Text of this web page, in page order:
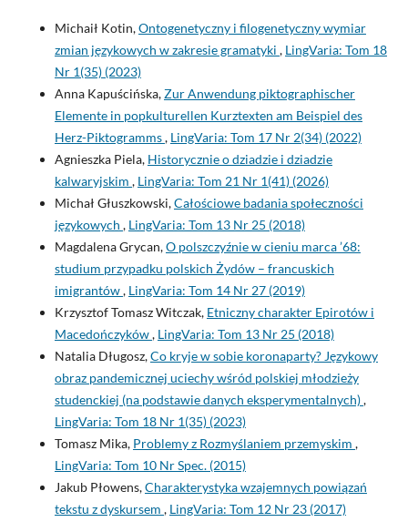
Michaił Kotin,Ontogenetyczny i filogenetyczny wymiar
zmian językowych w zakresie gramatyki , LingVaria: Tom 18
Nr 1(35) (2023)
Anna Kapuścińska,Zur Anwendung piktographischer
Elemente in popkulturellen Kurztexten am Beispiel des
Herz-Piktogramms, LingVaria: Tom 17 Nr 2(34) (2022)
Agnieszka Piela, Historycznie o dziadzie i dziadzie
kalwaryjskim , LingVaria: Tom 21 Nr 1(41) (2026)
Michał Głuszkowski,Całościowe badania społeczności
językowych , LingVaria: Tom 13 Nr 25 (2018)
Magdalena Grycan,O polszczyźnie w cieniu marca ’68:
studium przypadku polskich Żydów – francuskich
imigrantów, LingVaria: Tom 14 Nr 27 (2019)
Krzysztof Tomasz Witczak, Etniczny charakter Epirotów i
Macedończyków, LingVaria: Tom 13 Nr 25 (2018)
Natalia Długosz,Co kryje w sobie koronaparty? Językowy
obraz pandemicznej uciechy wśród polskiej młodzieży
studenckiej (na podstawie danych eksperymentalnych),
LingVaria: Tom 18 Nr 1(35) (2023)
Tomasz Mika, Problemy z Rozmyślaniem przemyskim ,
LingVaria: Tom 10 Nr Spec. (2015)
Jakub Płowens,Charakterystyka wzajemnych powiązań
tekstu z dyskursem , LingVaria: Tom 12 Nr 23 (2017)